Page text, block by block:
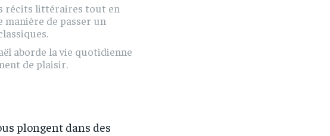
récits littéraires tout en
de passer un
aborde la vie quotidienne
de plaisir.
plongent dans des